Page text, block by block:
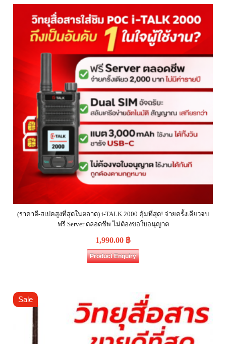
(ราคาดี-สเปคสูงที่สุดในตลาด) i-TALK 2000 คุ้มที่สุด! จ่ายครั้งเดียวจบ
ฟรี Server ตลอดชีพ ไม่ต้องขอใบอนุญาต
1,990.00 ฿
Product Enquiry
Sale